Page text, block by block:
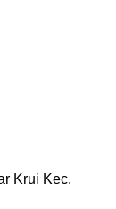
Krui Kec.